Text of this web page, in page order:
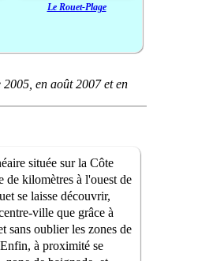
Le Rouet-Plage
en août 2007 et en
située sur la Côte
de kilomètres à l'ouest de
se laisse découvrir,
ville que grâce à
sans oublier les zones de
à proximité se